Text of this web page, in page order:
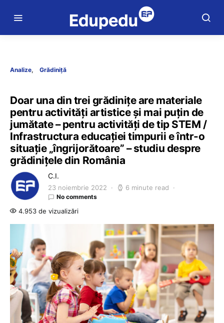
Analize Grădiniță
Doar una din trei grădinițe are materiale
pentru activități artistice și mai puțin de
jumătate – pentru activități de tip STEM /
Infrastructura educației timpurii e într-o
situație „îngrijorătoare” – studiu despre
grădinițele din România
C.I.
23 noiembrie 2022 6 minute read
No comments
4.953 de vizualizări